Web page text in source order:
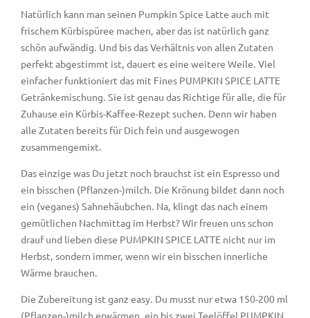
Natürlich kann man seinen Pumpkin Spice Latte auch mit
frischem Kürbispüree machen, aber das ist natürlich ganz
schön aufwändig. Und bis das Verhältnis von allen Zutaten
perfekt abgestimmt ist, dauert es eine weitere Weile. Viel
einfacher funktioniert das mit Fines PUMPKIN SPICE LATTE
Getränkemischung. Sie ist genau das Richtige für alle, die für
Zuhause ein Kürbis-Kaffee-Rezept suchen. Denn wir haben
alle Zutaten bereits für Dich fein und ausgewogen
zusammengemixt.
Das einzige was Du jetzt noch brauchst ist ein Espresso und
ein bisschen (Pflanzen-)milch. Die Krönung bildet dann noch
ein (veganes) Sahnehäubchen. Na, klingt das nach einem
gemütlichen Nachmittag im Herbst? Wir freuen uns schon
drauf und lieben diese PUMPKIN SPICE LATTE nicht nur im
Herbst, sondern immer, wenn wir ein bisschen innerliche
Wärme brauchen.
Die Zubereitung ist ganz easy. Du musst nur etwa 150-200 ml
(Pflanzen-)milch erwärmen, ein bis zwei Teelöffel PUMPKIN